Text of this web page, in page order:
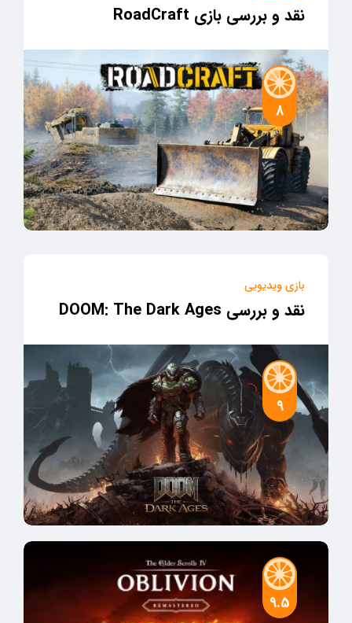
نقد و بررسی بازی RoadCraft
8
بازی ویدیویی
نقد و بررسی DOOM: The Dark Ages
9
9.5